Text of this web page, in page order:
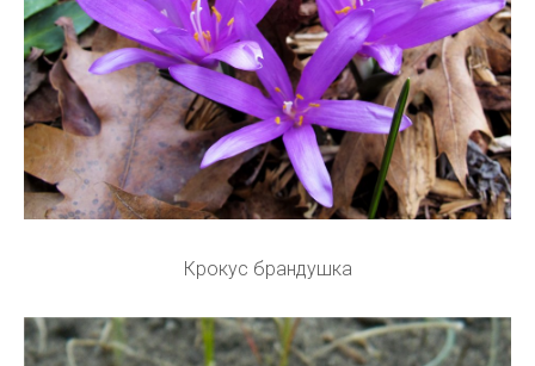
Крокус брандушка